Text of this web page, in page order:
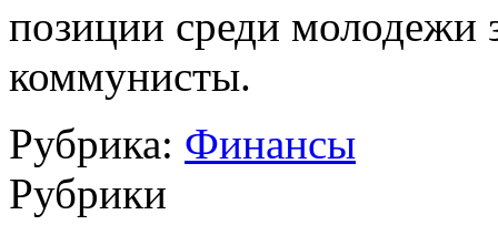
позиции среди молодежи
коммунисты.
Рубрика: Финансы
Рубрики